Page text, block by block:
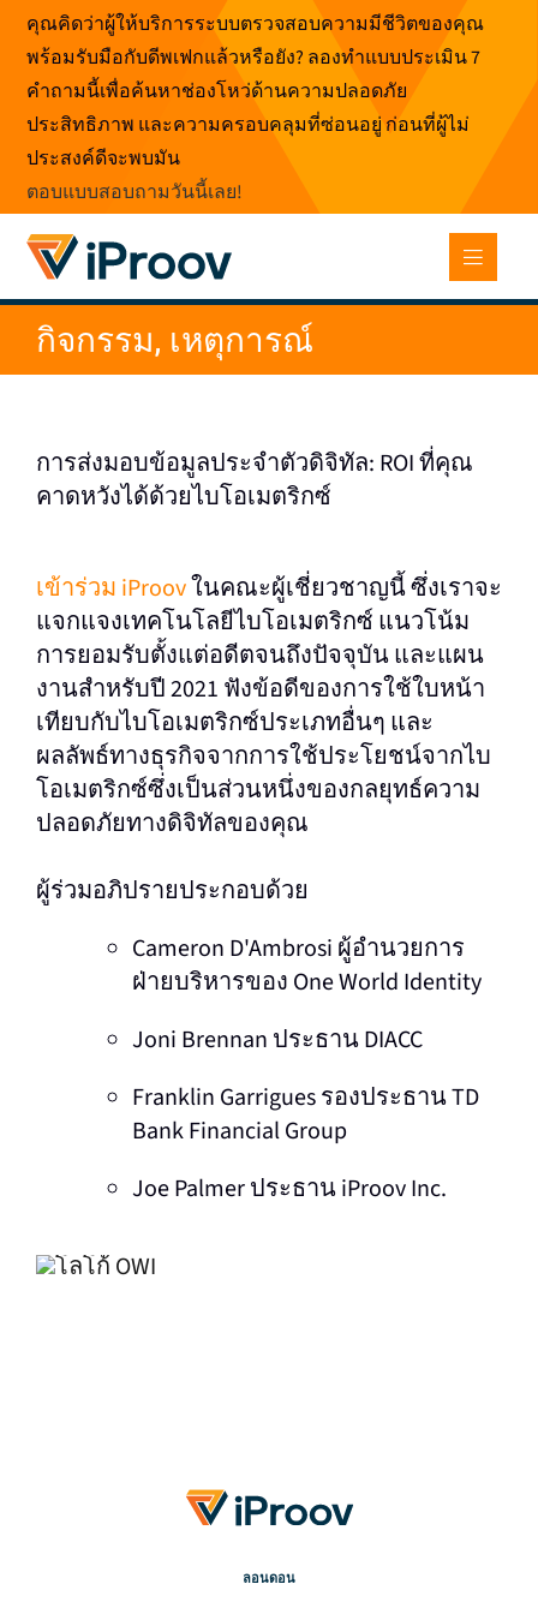
ข้าม
เนื้อหา
คุณคิดว่าผู้ให้บริการระบบตรวจสอบความมีชีวิตของคุณ
พร้อมรับมือกับดีพเฟกแล้วหรือยัง? ลองทำแบบประเมิน 7
คำถามนี้เพื่อค้นหาช่องโหว่ด้านความปลอดภัย
ประสิทธิภาพ และความครอบคลุมที่ซ่อนอยู่ ก่อนที่ผู้ไม่
ประสงค์ดีจะพบมัน
ตอบแบบสอบถามวันนี้เลย!
กิจกรรม, เหตุการณ์
การส่งมอบข้อมูลประจําตัวดิจิทัล: ROI ที่คุณ
คาดหวังได้ด้วยไบโอเมตริกซ์
เข้าร่วม iProovในคณะผู้เชี่ยวชาญนี้ ซึ่งเราจะ
แจกแจงเทคโนโลยีไบโอเมตริกซ์ แนวโน้ม
การยอมรับตั้งแต่อดีตจนถึงปัจจุบัน และแผน
งานสําหรับปี 2021 ฟังข้อดีของการใช้ใบหน้า
เทียบกับไบโอเมตริกซ์ประเภทอื่นๆ และ
ผลลัพธ์ทางธุรกิจจากการใช้ประโยชน์จากไบ
โอเมตริกซ์ซึ่งเป็นส่วนหนึ่งของกลยุทธ์ความ
ปลอดภัยทางดิจิทัลของคุณ
ผู้ร่วมอภิปรายประกอบด้วย
Cameron D'Ambrosi ผู้อํานวยการ
ฝ่ายบริหารของ One World Identity
Joni Brennan ประธาน DIACC
Franklin Garrigues รองประธาน TD
Bank Financial Group
Joe Palmer ประธาน iProov Inc.
ลอนดอน